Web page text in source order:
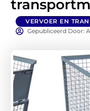
VERVOER EN
Gepubliceerd Door: